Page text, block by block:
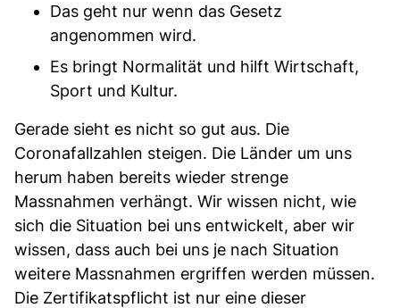
Das geht nur wenn das Gesetz
angenommen wird.
Es bringt Normalität und hilft Wirtschaft,
Sport und Kultur.
Gerade sieht es nicht so gut aus. Die
Coronafallzahlen steigen. Die Länder um uns
herum haben bereits wieder strenge
Massnahmen verhängt. Wir wissen nicht, wie
sich die Situation bei uns entwickelt, aber wir
wissen, dass auch bei uns je nach Situation
weitere Massnahmen ergriffen werden müssen.
Die Zertifikatspflicht ist nur eine dieser